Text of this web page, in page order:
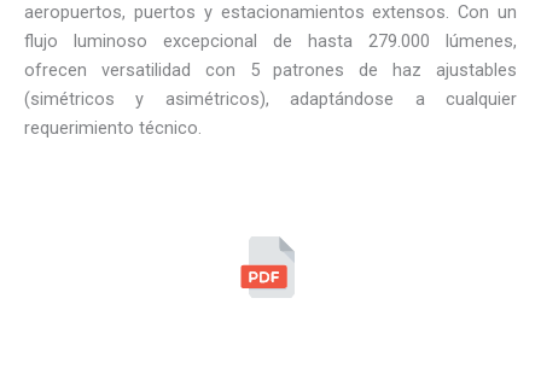
aeropuertos, puertos y estacionamientos extensos. Con un
flujo luminoso excepcional de hasta 279.000 lúmenes,
ofrecen versatilidad con 5 patrones de haz ajustables
(simétricos y asimétricos), adaptándose a cualquier
requerimiento técnico.